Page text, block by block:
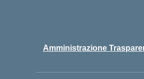
Amministrazione